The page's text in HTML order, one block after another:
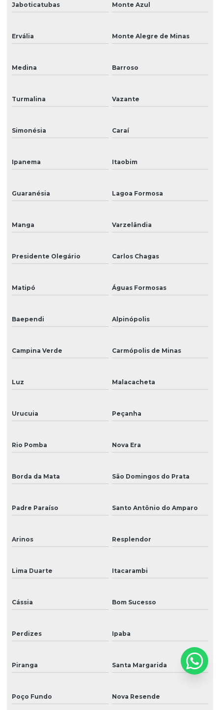
Jaboticatubas Monte Azul
Ervália Monte Alegre de Minas
Medina Barroso
Turmalina Vazante
Simonésia Caraí
Ipanema Itaobim
Guaranésia Lagoa Formosa
Manga Varzelândia
Presidente Olegário Carlos Chagas
Matipó Águas Formosas
Baependi Alpinópolis
Campina Verde Carmópolis de Minas
Luz Malacacheta
Urucuia Peçanha
Rio Pomba Nova Era
Borda da Mata São Domingos do Prata
Padre Paraíso Santo Antônio do Amparo
Arinos Resplendor
Lima Duarte Itacarambi
Cássia Bom Sucesso
Perdizes Ipaba
Piranga Santa Margarida
Poço Fundo Nova Resende